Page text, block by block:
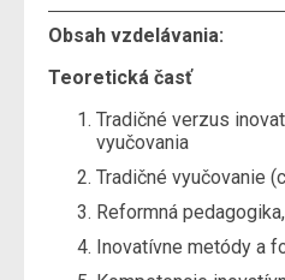
Obsah vzdelávania:
Teoretická časť
Tradičné verzus
vyučovania
Tradičné vyučovanie
Reformná
Inovatívne metódy a